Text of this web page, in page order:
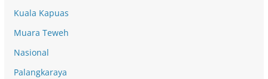
Kuala Kapuas
Muara Teweh
Nasional
Palangkaraya